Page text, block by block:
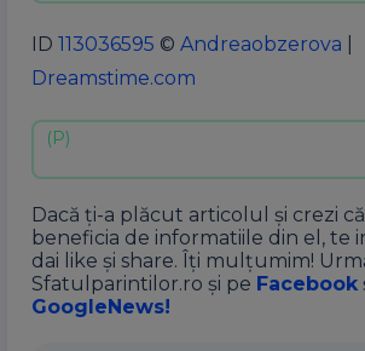
ID 113036595 © Andreaobzerova
Dreamstime.com
Dacă ți-a plăcut articolul și crezi
beneficia de informatiile din el, te
dai like și share. Îți mulțumim!
Sfatulparintilor.ro și pe Facebook
GoogleNews!